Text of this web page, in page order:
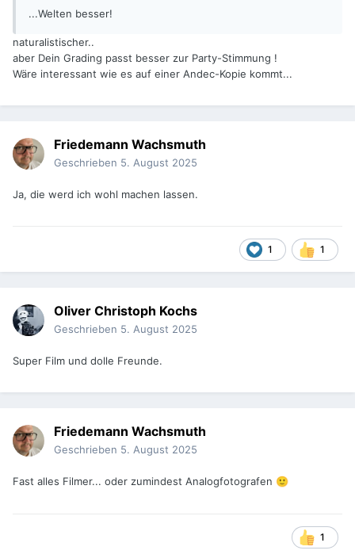
...Welten besser!
naturalistischer..
aber Dein Grading passt besser zur Party-Stimmung !
Wäre interessant wie es auf einer Andec-Kopie kommt...
Friedemann Wachsmuth
Geschrieben 5. August 2025
Ja, die werd ich wohl machen lassen.
1 1
Oliver Christoph Kochs
Geschrieben 5. August 2025
Super Film und dolle Freunde.
Friedemann Wachsmuth
Geschrieben 5. August 2025
Fast alles Filmer... oder zumindest Analogfotografen 🙂
1